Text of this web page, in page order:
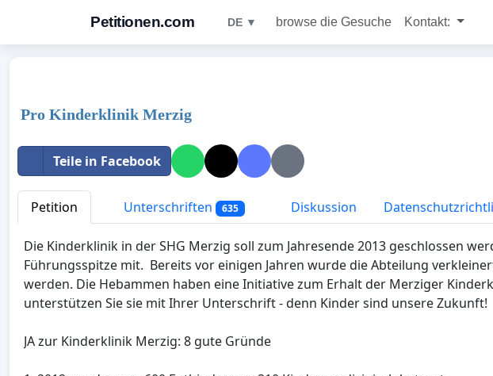
Petitionen.com DE ▼ browse die Gesuche Kontakt:
Pro Kinderklinik Merzig
Teile in Facebook
Petition Unterschriften 635 Diskussion
Die Kinderklinik in der SHG Merzig soll zum Jahresende 2013 geschlossen
Führungsspitze mit. Bereits vor einigen Jahren wurde die Abteilung
werden. Die Hebammen haben eine Initiative zum Erhalt der Merziger
unterstützen Sie sie mit Ihrer Unterschrift - denn Kinder sind unsere Zukunft!
JA zur Kinderklinik Merzig: 8 gute Gründe